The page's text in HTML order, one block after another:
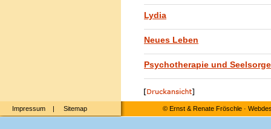
Lydia
Neues Leben
Psychotherapie und Seelsorge
Impressum | Sitemap © Ernst & Renate Fröschle·